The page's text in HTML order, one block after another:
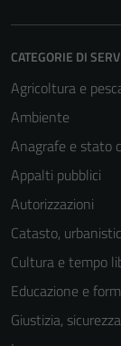
CATEGORIE DI
Agricoltura e
Ambiente
Anagrafe e stato
Appalti pubblici
Autorizzazioni
Catasto,
Cultura e tempo
Educazione e
Giustizia,